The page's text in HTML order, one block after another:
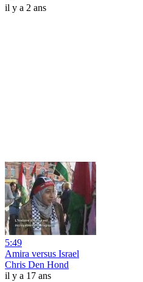
il y a 2 ans
5:49
Amira versus Israel
Chris Den Hond
il y a 17 ans